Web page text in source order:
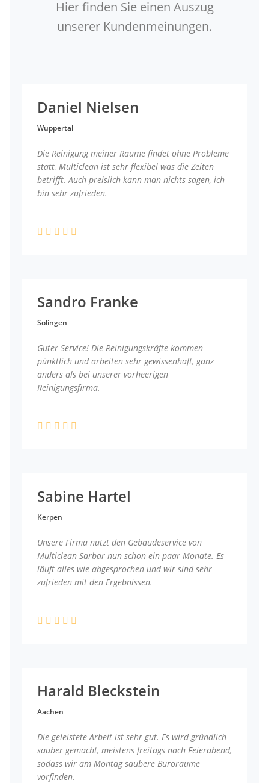
Hier finden Sie einen Auszug
unserer Kundenmeinungen.
Daniel Nielsen
Wuppertal
Die Reinigung meiner Räume findet ohne Probleme
statt, Multiclean ist sehr flexibel was die Zeiten
betrifft. Auch preislich kann man nichts sagen, ich
bin sehr zufrieden.
Sandro Franke
Solingen
Guter Service! Die Reinigungskräfte kommen
pünktlich und arbeiten sehr gewissenhaft, ganz
anders als bei unserer vorheerigen
Reinigungsfirma.
Sabine Hartel
Kerpen
Unsere Firma nutzt den Gebäudeservice von
Multiclean Sarbar nun schon ein paar Monate. Es
läuft alles wie abgesprochen und wir sind sehr
zufrieden mit den Ergebnissen.
Harald Bleckstein
Aachen
Die geleistete Arbeit ist sehr gut. Es wird gründlich
sauber gemacht, meistens freitags nach Feierabend,
sodass wir am Montag saubere Büroräume
vorfinden.